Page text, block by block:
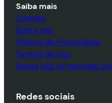
Saiba mais
Contato
Sobre nós
Política de Privacidade
Termos de Uso
Nossa loja no mercado
Redes sociais